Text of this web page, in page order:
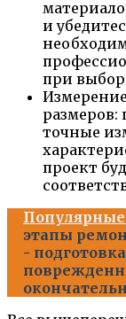
и
при
размеров:
точные
проект
Популярные
этапы
-